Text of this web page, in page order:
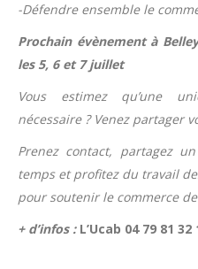
-Défendre ensemble le
Prochain évènement à
les 5, 6 et 7 juillet
Vous estimez qu’une
nécessaire ? Venez partager
Prenez contact, partagez
temps et profitez du travail
pour soutenir le commerce
+ d’infos :L’Ucab 04 79 81 32